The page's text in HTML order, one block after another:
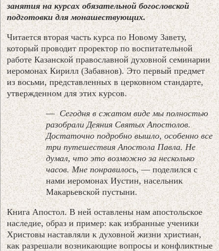
занятия на курсах обязательной богословской
подготовки для монашествующих.
Читается вторая часть курса по Новому Завету,
который проводит проректор по воспитательной
работе Казанской православной духовной семинарии
иеромонах Кирилл (Забавнов). Это первый предмет
из восьми, представленных в церковном стандарте,
утвержденном для этих курсов.
—Сегодня в сжатом виде мы полностью
разобрали Деяния Святых Апостолов.
Достаточно подробно вышло, особенно все
три путешествия Апостола Павла. Не
думал, что это возможно за несколько
часов. Мне понравилось,— поделился с
нами иеромонах Иустин, насельник
Макарьевской пустыни.
Книга Апостол. В ней оставлены нам апостольское
наследие, образ и пример: как избранные ученики
Христовы наставляли к духовной жизни христиан,
как разрешали возникающие вопросы и конфликтные